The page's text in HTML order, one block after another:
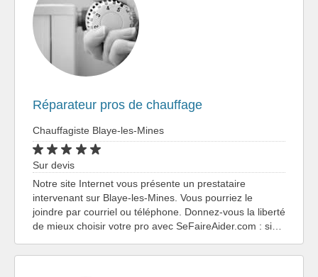
Réparateur pros de chauffage
Chauffagiste Blaye-les-Mines
Sur devis
Notre site Internet vous présente un prestataire
intervenant sur Blaye-les-Mines. Vous pourriez le
joindre par courriel ou téléphone. Donnez-vous la liberté
de mieux choisir votre pro avec SeFaireAider.com : si…